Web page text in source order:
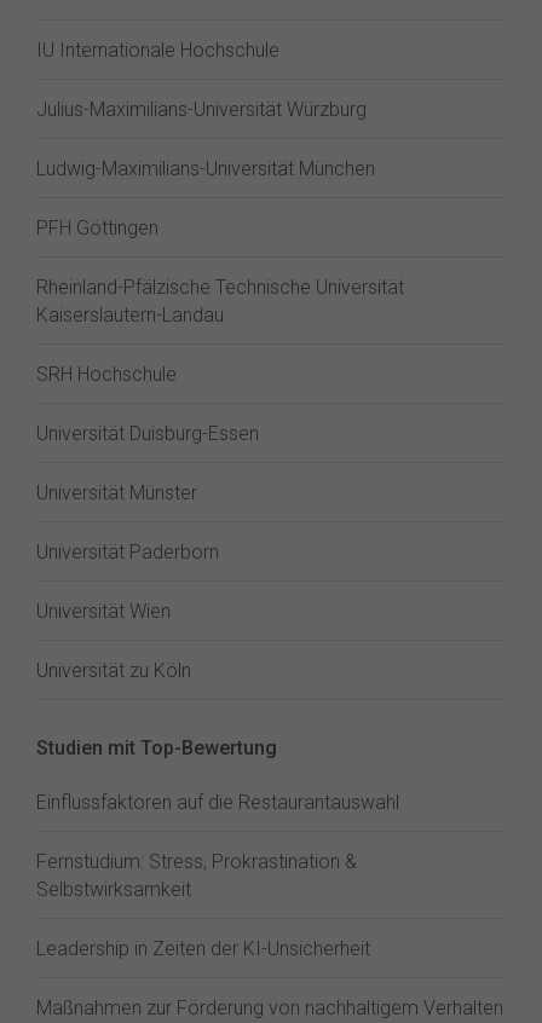
IU Internationale Hochschule
Julius-Maximilians-Universität Würzburg
Ludwig-Maximilians-Universität München
PFH Göttingen
Rheinland-Pfälzische Technische Universität
Kaiserslautern-Landau
SRH Hochschule
Universität Duisburg-Essen
Universität Münster
Universität Paderborn
Universität Wien
Universität zu Köln
Studien mit Top-Bewertung
Einflussfaktoren auf die Restaurantauswahl
Fernstudium: Stress, Prokrastination &
Selbstwirksamkeit
Leadership in Zeiten der KI-Unsicherheit
Maßnahmen zur Förderung von nachhaltigem Verhalten